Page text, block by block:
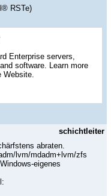
RSTe)
Enterprise servers,
software. Learn more
Website.
schichtleiter
abraten.
lvm/mdadm+lvm/zfs
eigenes